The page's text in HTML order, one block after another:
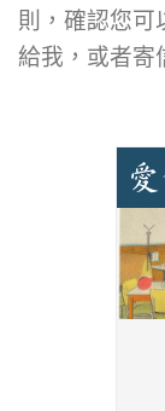
則，確認您可
給我，或者寄